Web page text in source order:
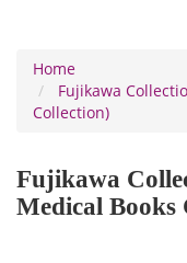
Home
Fujikawa
Collection)
Fujikawa
Medical Books